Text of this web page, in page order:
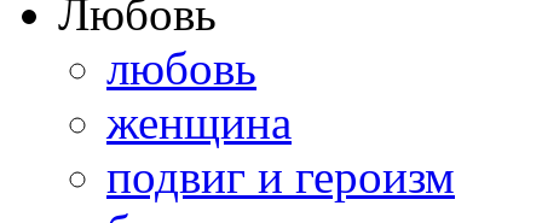
Любовь
любовь
женщина
подвиг и героизм